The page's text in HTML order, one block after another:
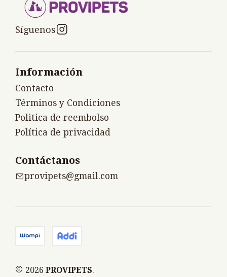
Síguenos
Información
Contacto
Términos y Condiciones
Politica de reembolso
Política de privacidad
Contáctanos
provipets@gmail.com
2026 PROVIPETS.